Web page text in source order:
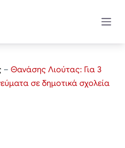
– Θανάσης Λιούτας: Για 3
σε δημοτικά σχολεία